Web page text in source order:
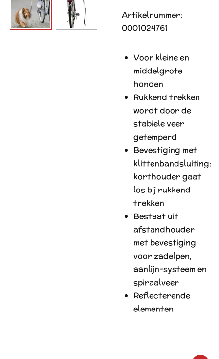
Artikelnummer:
0001024761
Voor kleine en
middelgrote
honden
Rukkend trekken
wordt door de
stabiele veer
getemperd
Bevestiging met
klittenbandsluiting:
korthouder gaat
los bij rukkend
trekken
Bestaat uit
afstandhouder
met bevestiging
voor zadelpen,
aanlijn-systeem en
spiraalveer
Reflecterende
elementen